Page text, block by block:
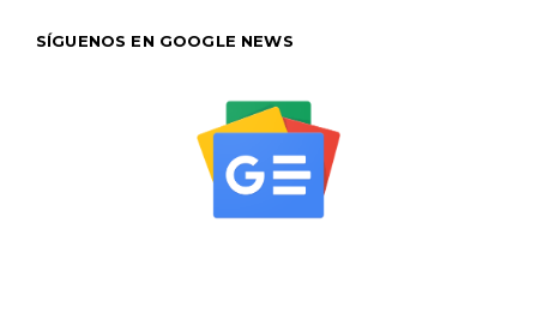
SÍGUENOS EN GOOGLE NEWS